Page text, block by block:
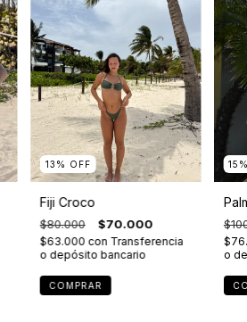
13 % OFF
Fiji Croco
$80.000 $70.000
$63.000 con Transferencia
o depósito bancario
COMPRAR
15
o